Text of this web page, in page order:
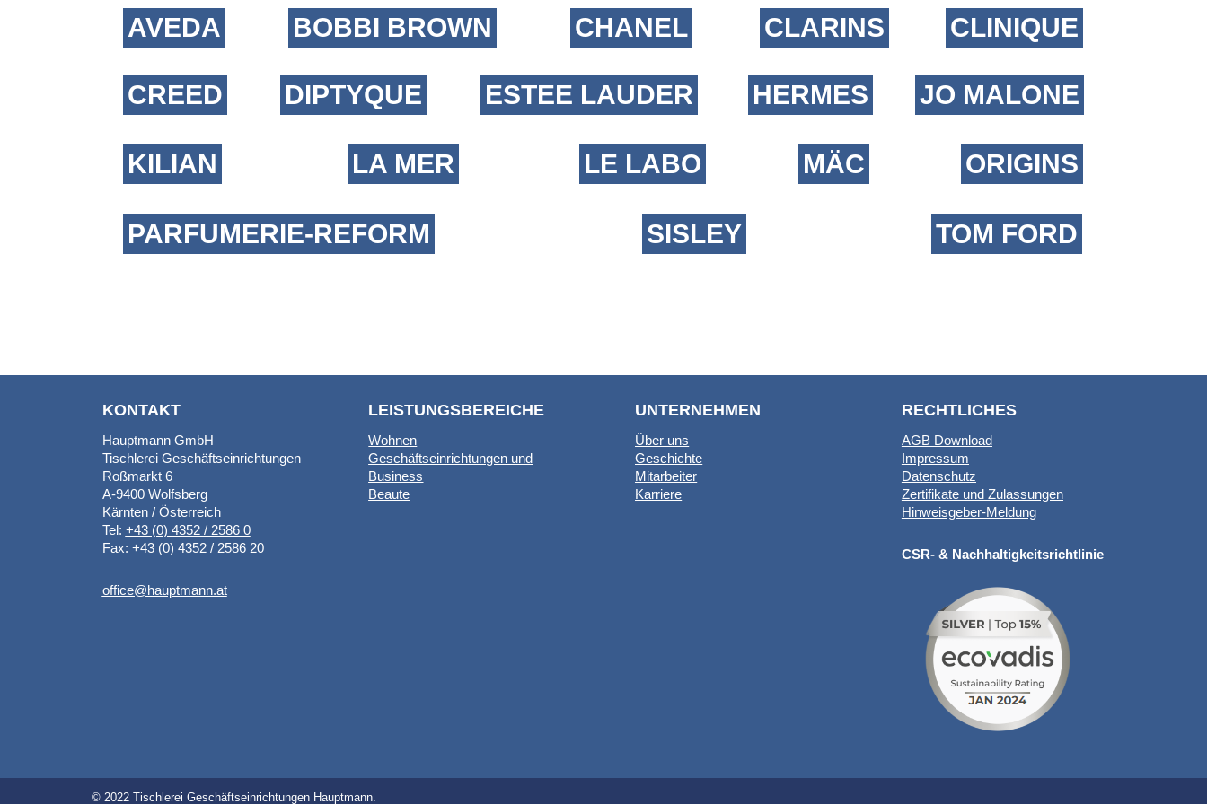
AVEDA
CREED
KILIAN LA MER LE LABO MÄC ORIGINS
PARFUMERIE-REFORM SISLEY TOM FORD
DIPTYQUE ESTEE LAUDER HERMES JO MALONE
BOBBI BROWN CHANEL CLARINS CLINIQUE
KONTAKT
Hauptmann GmbH
Tischlerei Geschäftseinrichtungen
Roßmarkt 6
A-9400 Wolfsberg
Kärnten / Österreich
Tel: +43 (0) 4352 / 2586 0
Fax: +43 (0) 4352 / 2586 20
office@hauptmann.at
LEISTUNGSBEREICHE
Wohnen
Geschäftseinrichtungen und
Business
Beaute
UNTERNEHMEN
Über uns
Geschichte
Mitarbeiter
Karriere
RECHTLICHES
AGB Download
Impressum
Datenschutz
Zertifikate und Zulassungen
Hinweisgeber-Meldung
CSR- & Nachhaltigkeitsrichtlinie
© 2022 Tischlerei Geschäftseinrichtungen Hauptmann.